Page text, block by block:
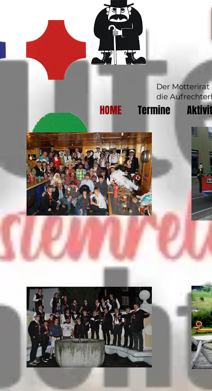
Der Motterirat
die
HOME Termine